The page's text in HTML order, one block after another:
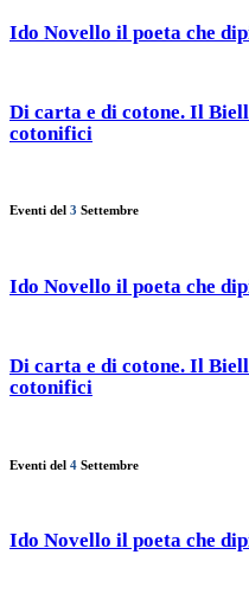
Ido Novello il poeta che
Di carta e di cotone. Il
cotonifici
Eventi del 3 Settembre
Ido Novello il poeta che
Di carta e di cotone. Il
cotonifici
Eventi del 4 Settembre
Ido Novello il poeta che